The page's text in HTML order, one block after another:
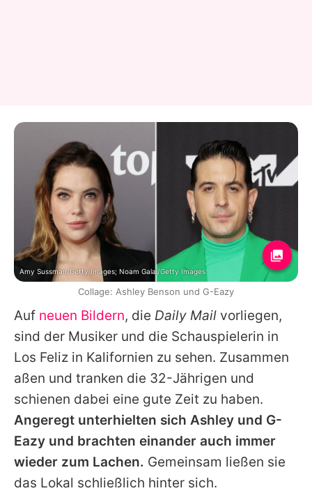
Auf neuen Bildern, die Daily Mail vorliegen,
sind der Musiker und die Schauspielerin in
Los Feliz in Kalifornien zu sehen. Zusammen
aßen und tranken die 32-Jährigen und
schienen dabei eine gute Zeit zu haben.
Angeregt unterhielten sich Ashley und G-
Eazy und brachten einander auch immer
wieder zum Lachen. Gemeinsam ließen sie
das Lokal schließlich hinter sich.
Amy Sussman/Getty Images; Noam Galai/Getty Images
Collage: Ashley Benson und G-Eazy